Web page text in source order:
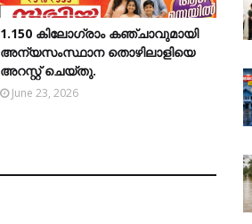
1.150 കിലോഗ്രാം കഞ്ചാവുമായി
അന്യസംസ്ഥാന തൊഴിലാളിയെ
അറസ്റ്റ് ചെയ്തു.
June 23, 2026